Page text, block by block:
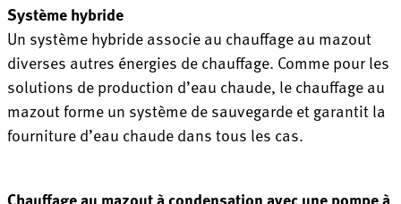
Système hybride
Un système hybride associe au chauffage au mazout
diverses autres énergies de chauffage. Comme pour les
solutions de production d’eau chaude, le chauffage au
mazout forme un système de sauvegarde et garantit la
fourniture d’eau chaude dans tous les cas.
Chauffage au mazout à condensation avec une pompe à